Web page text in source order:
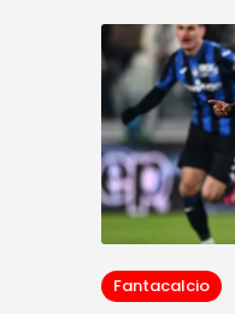
Fantacalcio